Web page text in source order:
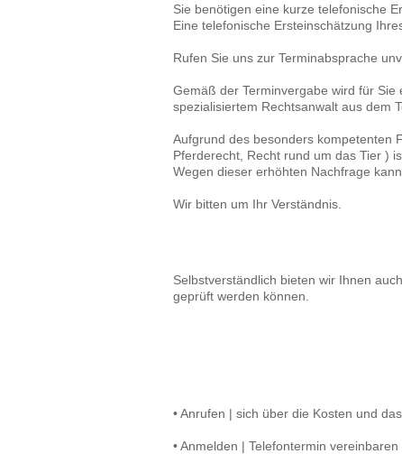
Sie benötigen eine kurze telefonische
Eine telefonische Ersteinschätzung
Rufen Sie uns zur Terminabsprache
Gemäß der Terminvergabe wird für
spezialisiertem Rechtsanwalt aus dem
Aufgrund des besonders kompetenten
Pferderecht, Recht rund um das Tier )
Wegen dieser erhöhten Nachfrage
Wir bitten um Ihr Verständnis.
Selbstverständlich bieten wir Ihnen
geprüft werden können.
• Anrufen | sich über die Kosten und
• Anmelden | Telefontermin vereinbaren